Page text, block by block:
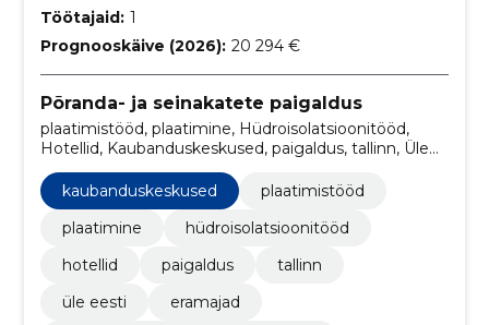
Töötajaid: 1
Prognooskäive (2026): 20 294 €
Põranda- ja seinakatete paigaldus
plaatimistööd, plaatimine, Hüdroisolatsioonitööd,
Hotellid, Kaubanduskeskused, paigaldus, tallinn, Üle
Eesti, Eramajad
kaubanduskeskused
plaatimistööd
plaatimine
hüdroisolatsioonitööd
hotellid
paigaldus
tallinn
üle eesti
eramajad